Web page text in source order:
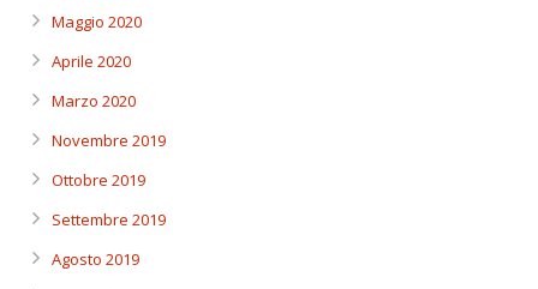
Maggio 2020
Aprile 2020
Marzo 2020
Novembre 2019
Ottobre 2019
Settembre 2019
Agosto 2019